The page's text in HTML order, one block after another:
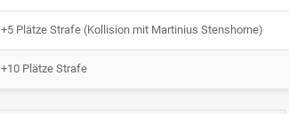
+5 Plätze Strafe (Kollision mit Martinius Stenshorne)
+10 Plätze Strafe